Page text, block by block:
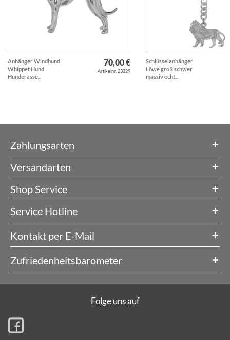
Anhänger Windhund
Whippet Hund
Hunderasse...
70,00 €
Artikelnr. 23329
Schlüsselanhänger
Löwe groß schwer
massiv echt...
Zahlungsarten
Versandarten
Shop Service
Service Hotline
Kontakt per E-Mail
Zufriedenheitsbarometer
Folge uns auf